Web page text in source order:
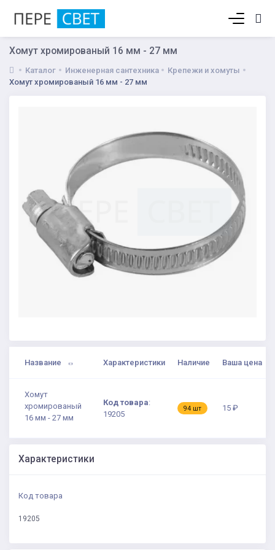
Хомут хромированый 16 мм - 27 мм
Каталог Инженерная сантехника
Крепежи и хомуты
Хомут хромированый 16 мм - 27 мм
Название Характеристики Наличие Ваша цена
Хомут
хромированый
16 мм - 27 мм
Код товара:
19205
94 шт 15 ₽
Характеристики
Код товара
19205